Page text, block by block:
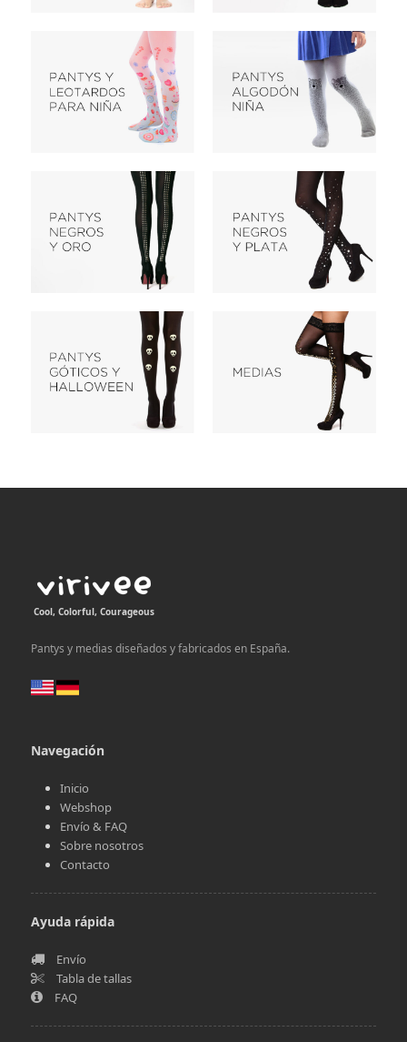
Cool, Colorful, Courageous
Pantys y medias diseñados y fabricados en España.
Navegación
Inicio
Webshop
Envío & FAQ
Sobre nosotros
Contacto
Ayuda rápida
Envío
Tabla de tallas
FAQ